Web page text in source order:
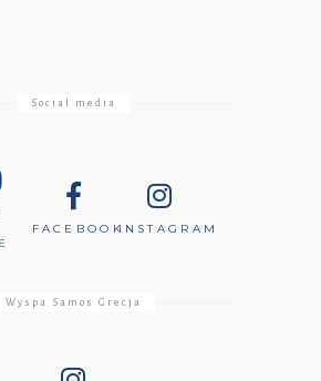
Social media
FACEBOOKINSTAGRAM
Wyspa Samos Grecja